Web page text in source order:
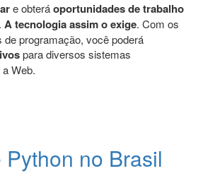
e obteráoportunidades de trabalho
A tecnologia assim o exige. Com os
de programação, você poderá
para diversos sistemas
Web.
no Brasil